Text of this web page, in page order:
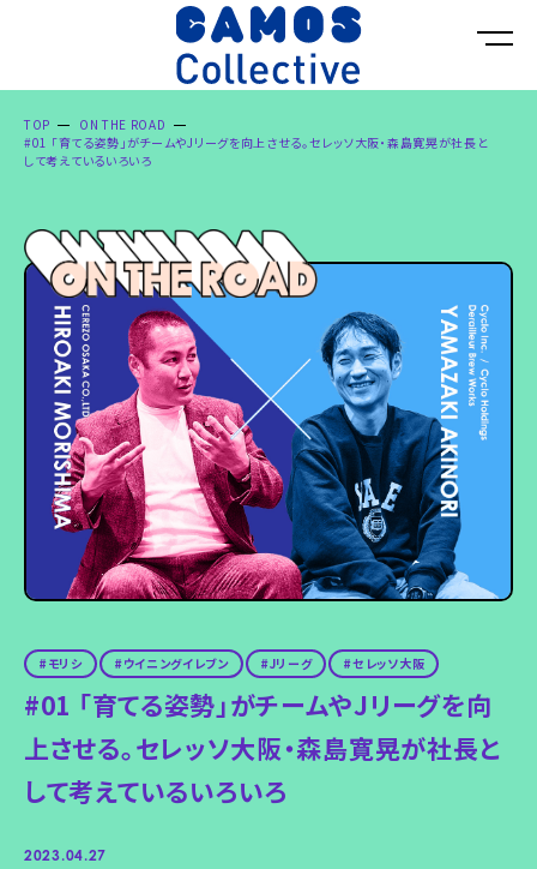
TOP
ON THE ROAD
#01 「育てる姿勢」がチームやJリーグを向上させる。セレッソ大阪・森島寛晃が社長と
して考えているいろいろ
モリシ ウイニングイレブン Jリーグ セレッソ大阪
#01 「育てる姿勢」がチームやJリーグを向
上させる。セレッソ大阪・森島寛晃が社長と
して考えているいろいろ
2023.04.27